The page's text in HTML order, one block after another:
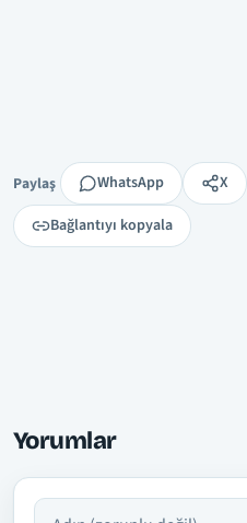
Paylaş
Paylaş WhatsApp X
Bağlantıyı kopyala
Yorumlar
Adın
Yorumun